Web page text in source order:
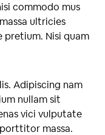
commodo mus
ultricies
pretium. Nisi quam
Adipiscing nam
nullam sit
vici vulputate
massa.